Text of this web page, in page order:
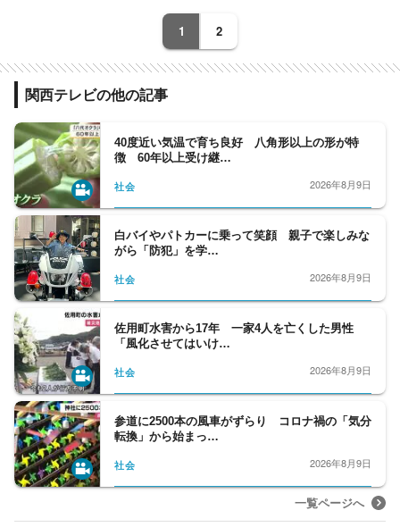
1 2
関西テレビの他の記事
40度近い気温で育ち良好 八角形以上の形が特
徴 60年以上受け継…
社会 2026年8月9日
白バイやパトカーに乗って笑顔 親子で楽しみな
がら「防犯」を学…
社会 2026年8月9日
佐用町水害から17年 一家4人を亡くした男性
「風化させてはいけ…
社会 2026年8月9日
参道に2500本の風車がずらり コロナ禍の「気分
転換」から始まっ…
社会 2026年8月9日
一覧ページへ